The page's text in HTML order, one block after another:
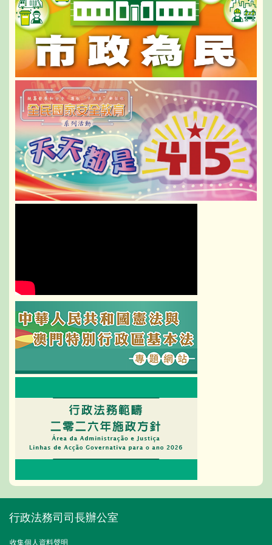
行政法務司司長辦公室
收集個人資料聲明